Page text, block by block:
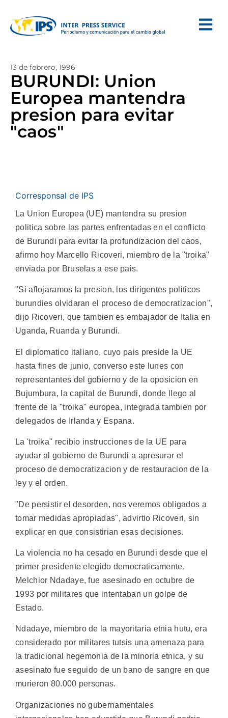
13 de febrero, 1996
BURUNDI: Union
Europea mantendra
presion para evitar
"caos"
Corresponsal de IPS
La Union Europea (UE) mantendra su presion
politica sobre las partes enfrentadas en el conflicto
de Burundi para evitar la profundizacion del caos,
afirmo hoy Marcello Ricoveri, miembro de la "troika"
enviada por Bruselas a ese pais.
"Si aflojaramos la presion, los dirigentes politicos
burundies olvidaran el proceso de democratizacion",
dijo Ricoveri, que tambien es embajador de Italia en
Uganda, Ruanda y Burundi.
El diplomatico italiano, cuyo pais preside la UE
hasta fines de junio, converso este lunes con
representantes del gobierno y de la oposicion en
Bujumbura, la capital de Burundi, donde llego al
frente de la "troika" europea, integrada tambien por
delegados de Irlanda y Espana.
La 'troika" recibio instrucciones de la UE para
ayudar al gobierno de Burundi a apresurar el
proceso de democratizacion y de restauracion de la
ley y el orden.
"De persistir el desorden, nos veremos obligados a
tomar medidas apropiadas", advirtio Ricoveri, sin
explicar en que consistirian esas decisiones.
La violencia no ha cesado en Burundi desde que el
primer presidente elegido democraticamente,
Melchior Ndadaye, fue asesinado en octubre de
1993 por militares que intentaban un golpe de
Estado.
Ndadaye, miembro de la mayoritaria etnia hutu, era
considerado por militares tutsis una amenaza para
la tradicional hegemonia de la minoria etnica, y su
asesinato fue seguido de un bano de sangre en que
murieron 80.000 personas.
Organizaciones no gubernamentales